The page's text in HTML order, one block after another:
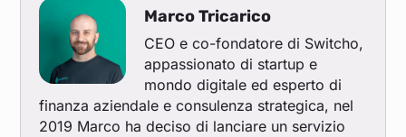
Marco Tricarico
CEO e co-fondatore di Switcho,
appassionato di startup e
mondo digitale ed esperto di
finanza aziendale e consulenza strategica, nel
2019 Marco ha deciso di lanciare un servizio